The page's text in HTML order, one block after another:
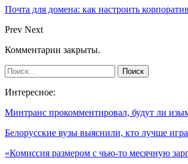
Почта для домена: как настроить
Prev Next
Комментарии закрыты.
Интересное:
Минтранс прокомментировал, будут ли
Белорусские вузы выяснили, кто лучше
«Комиссия размером с чью-то месячную